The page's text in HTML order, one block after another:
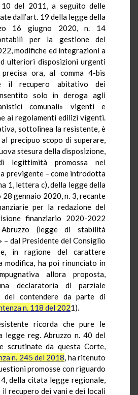
del 2011, a seguito delle
dall’art. 19 della legge della
16 giugno 2020, n. 14
per la gestione del
modifiche ed integrazioni a
ulteriori disposizioni urgenti
ora, al comma 4-bis
il recupero abitativo dei
solo in deroga agli
comunali» vigenti e
ai regolamenti edilizi vigenti.
sottolinea la resistente, è
precipuo scopo di superare,
stesura della disposizione,
legittimità promossa nei
previgente – come introdotta
1, lettera c), della legge della
28 gennaio 2020, n. 3, recante
per la redazione del
finanziario 2020-2022
(legge di stabilità
– dal Presidente del Consiglio
in ragione del carattere
modifica, ha poi rinunciato in
allora proposta,
declaratoria di parziale
del contendere da parte di
n. 118 del 2021).
ricorda che pure le
legge reg. Abruzzo n. 40 del
scrutinate da questa Corte,
n. 245 del 2018, ha ritenuto
promosse con riguardo
4, della citata legge regionale,
il recupero dei vani e dei locali